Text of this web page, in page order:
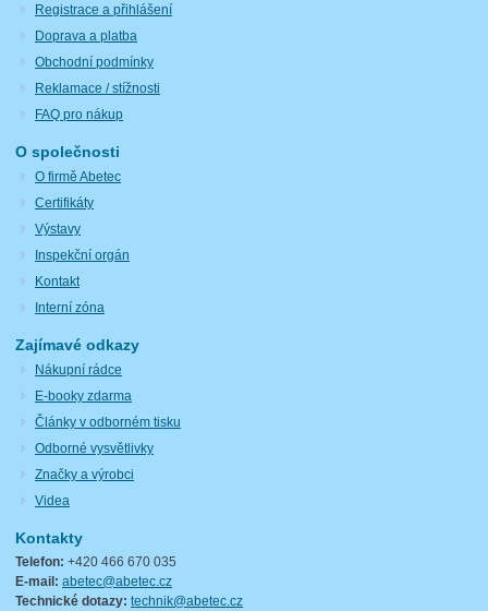
Registrace a přihlášení
Doprava a platba
Obchodní podmínky
Reklamace / stížnosti
FAQ pro nákup
O společnosti
O firmě Abetec
Certifikáty
Výstavy
Inspekční orgán
Kontakt
Interní zóna
Zajímavé odkazy
Nákupní rádce
E-booky zdarma
Články v odborném tisku
Odborné vysvětlivky
Značky a výrobci
Videa
Kontakty
Telefon: +420 466 670 035
E-mail: abetec@abetec.cz
Technické dotazy: technik@abetec.cz